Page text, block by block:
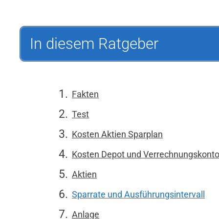
In diesem Ratgeber
Fakten
Test
Kosten Aktien Sparplan
Kosten Depot und Verrechnungskonto
Aktien
Sparrate und Ausführungsintervall
Anlage